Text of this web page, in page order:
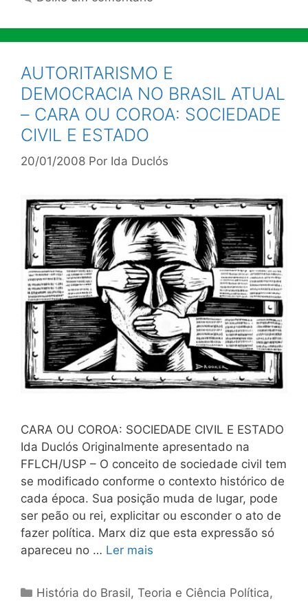
AUTORITARISMO E
DEMOCRACIA NO BRASIL ATUAL
– CARA OU COROA: SOCIEDADE
CIVIL E ESTADO
20/01/2008 Por Ida Duclós
CARA OU COROA: SOCIEDADE CIVIL E ESTADO
Ida Duclós Originalmente apresentado na
FFLCH/USP – O conceito de sociedade civil tem
se modificado conforme o contexto histórico de
cada época. Sua posição muda de lugar, pode
ser peão ou rei, explicitar ou esconder o ato de
fazer política. Marx diz que esta expressão só
apareceu no … Ler mais
Categorias
História do Brasil,Teoria e Ciência Política,